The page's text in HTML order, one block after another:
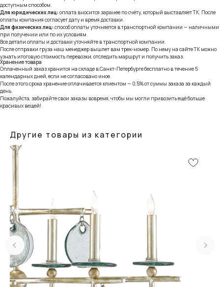
доступным способом.
Для юридических лиц: оплата вносится заранее по счёту, который выставляет ТК. После
оплаты компания согласует дату и время доставки.
Для физических лиц: способ оплаты уточняется в транспортной компании — наличными
при получении или по их условиям.
Все детали оплаты и доставки уточняйте в транспортной компании.
После отправки груза наш менеджер вышлет вам трек-номер. По нему на сайте ТК можно
узнать итоговую стоимость перевозки, отследить маршрут и получить заказ.
Хранение товара
Оплаченный заказ хранится на складе в Санкт-Петербурге бесплатно в течение 5
календарных дней, если не согласовано иное.
После этого срока хранение оплачивается клиентом — 0,5% от суммы заказа за каждый
день.
Пожалуйста, забирайте свои заказы вовремя, чтобы мы могли привозить ещё больше
красивых вещей!
Другие товары из категории